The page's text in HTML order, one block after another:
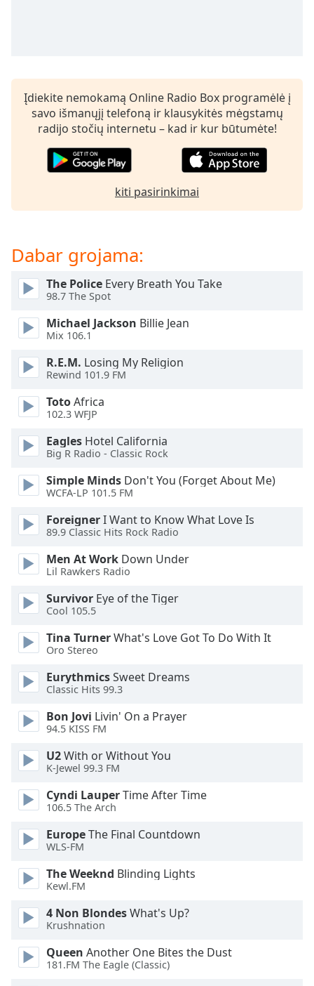
Subtitles
subtitles
settings,
opens
subtitles
settings
off,
Audio
Track
Picture-
Fullscreen
window.
Beginning
window.
Escape
cancel
close
window.
Color
Opacity
Background
Color
Opacity
Caption
Area
Background
Color
Opacity
Font
Įdiekite nemokamą Online Radio Box programėlė į
savo išmanųjį telefoną ir klausykitės mėgstamų
radijo stočių internetu – kad ir kur būtumėte!
kiti pasirinkimai
Dabar grojama:
The Police Every Breath You Take
98.7 The Spot
Michael Jackson Billie Jean
Mix 106.1
R.E.M. Losing My Religion
Rewind 101.9 FM
TotoAfrica
102.3 WFJP
Eagles Hotel California
Big R Radio - Classic Rock
Simple Minds Don't You (Forget About Me)
WCFA-LP 101.5 FM
ForeignerI Want to Know What Love Is
89.9 Classic Hits Rock Radio
Men At Work Down Under
Lil Rawkers Radio
Survivor Eye of the Tiger
Cool 105.5
Tina TurnerWhat's Love Got To Do With It
Oro Stereo
EurythmicsSweet Dreams
Classic Hits 99.3
Bon Jovi Livin' On a Prayer
94.5 KISS FM
U2With or Without You
K-Jewel 99.3 FM
Cyndi LauperTime After Time
106.5 The Arch
EuropeThe Final Countdown
WLS-FM
The Weeknd Blinding Lights
Kewl.FM
4 Non BlondesWhat's Up?
Krushnation
Queen Another One Bites the Dust
181.FM The Eagle (Classic)